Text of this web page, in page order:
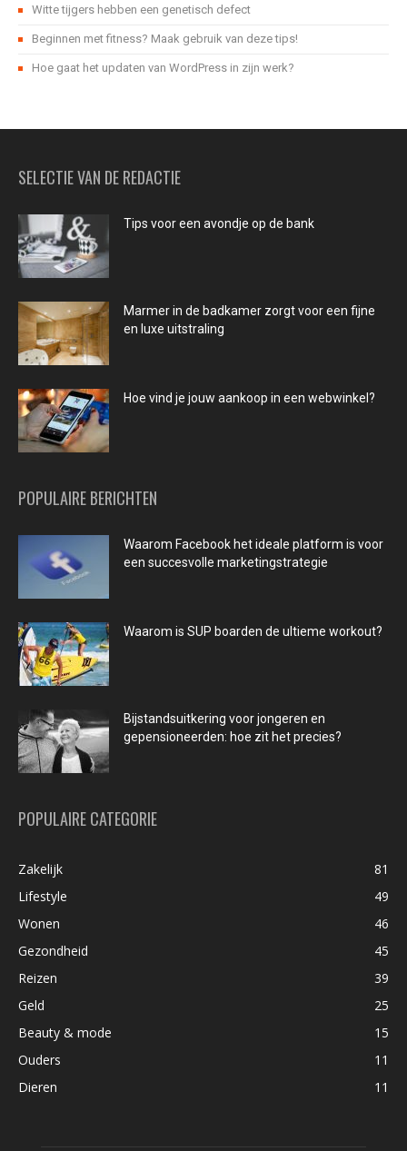
Witte tijgers hebben een genetisch defect
Beginnen met fitness? Maak gebruik van deze tips!
Hoe gaat het updaten van WordPress in zijn werk?
SELECTIE VAN DE REDACTIE
Tips voor een avondje op de bank
Marmer in de badkamer zorgt voor een fijne
en luxe uitstraling
Hoe vind je jouw aankoop in een webwinkel?
POPULAIRE BERICHTEN
Waarom Facebook het ideale platform is voor
een succesvolle marketingstrategie
Waarom is SUP boarden de ultieme workout?
Bijstandsuitkering voor jongeren en
gepensioneerden: hoe zit het precies?
POPULAIRE CATEGORIE
Zakelijk
81
Lifestyle
49
Wonen
46
Gezondheid
45
Reizen
39
Geld
25
Beauty & mode
15
Ouders
11
Dieren
11